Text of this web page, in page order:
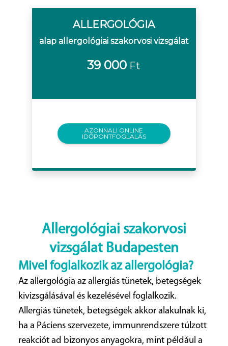
ALLERGOLÓGIA
alap allergológiai szakorvosi vizsgálat
39 000 Ft
AZONNALI ONLINE
IDŐPONTFOGLALÁS
Allergológiai szakorvosi
vizsgálat Budapesten
Mivel foglalkozik az allergológia?
Az allergológia az allergiás tünetek, betegségek
kivizsgálásával és kezelésével foglalkozik.
Allergiás tünetek, betegségek akkor alakulnak ki,
ha a Páciens szervezete, immunrendszere túlzott
reakciót ad bizonyos anyagokra, mint például a